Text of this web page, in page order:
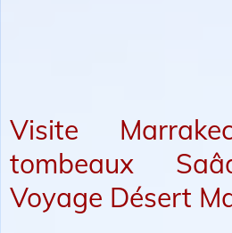
Visite
tombeaux
Voyage Désert